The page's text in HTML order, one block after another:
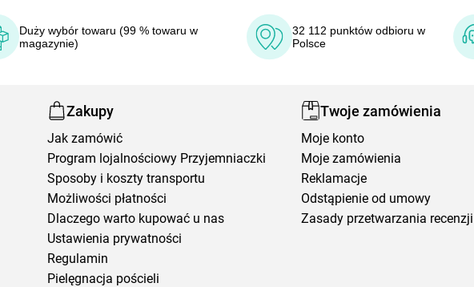
Duży wybór towaru (99 % towaru w
magazynie)
32 112 punktów odbioru w
Polsce
Zakupy
Jak zamówić
Program lojalnościowy Przyjemniaczki
Sposoby i koszty transportu
Możliwości płatności
Dlaczego warto kupować u nas
Ustawienia prywatności
Regulamin
Pielęgnacja pościeli
Twoje zamówienia
Moje konto
Moje zamówienia
Reklamacje
Odstąpienie od umowy
Zasady przetwarzania recenzji